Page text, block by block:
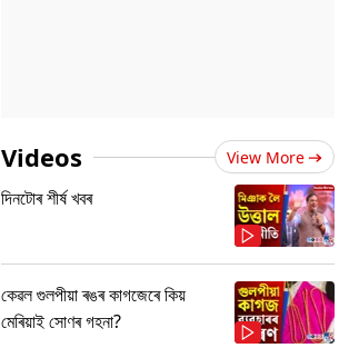
Videos View More
দিনটোৰ শীৰ্ষ খবৰ
কেৱল গুলপীয়া ৰঙৰ কাগজেৰে কিয়
মেৰিয়াই সোণৰ গহনা?